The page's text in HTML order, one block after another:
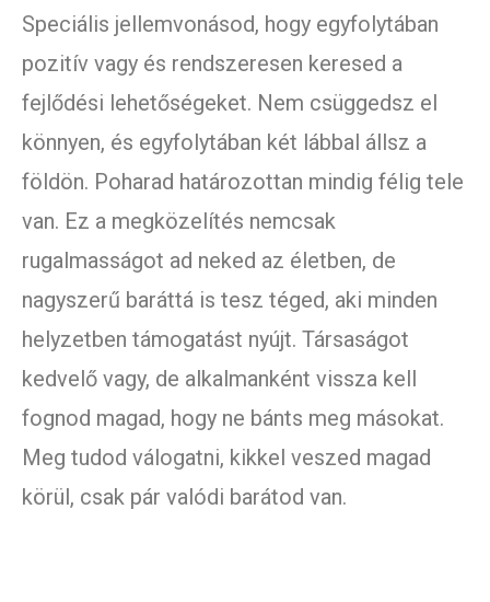
Speciális jellemvonásod, hogy egyfolytában
pozitív vagy és rendszeresen keresed a
fejlődési lehetőségeket. Nem csüggedsz el
könnyen, és egyfolytában két lábbal állsz a
földön. Poharad határozottan mindig félig tele
van. Ez a megközelítés nemcsak
rugalmasságot ad neked az életben, de
nagyszerű baráttá is tesz téged, aki minden
helyzetben támogatást nyújt. Társaságot
kedvelő vagy, de alkalmanként vissza kell
fognod magad, hogy ne bánts meg másokat.
Meg tudod válogatni, kikkel veszed magad
körül, csak pár valódi barátod van.